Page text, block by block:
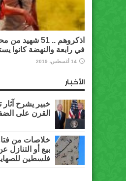
اذكروهم .. 51
في رابعة والنهضة كانوا
14 أغسطس، 2019
الأخبار
خبير يشرح
القرن على
خلاصات من
بيع أو التنازل
فلسطين